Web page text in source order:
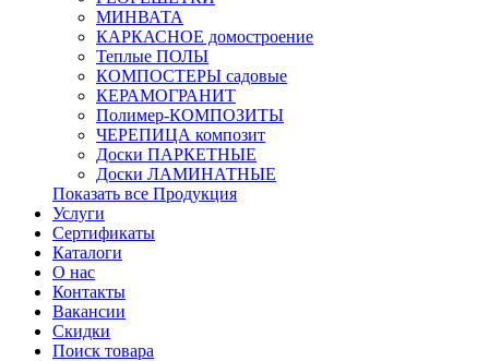
МИНВАТА
КАРКАСНОЕ домостроение
Теплые ПОЛЫ
КОМПОСТЕРЫ садовые
КЕРАМОГРАНИТ
Полимер-КОМПОЗИТЫ
ЧЕРЕПИЦА композит
Доски ПАРКЕТНЫЕ
Доски ЛАМИНАТНЫЕ
Показать все Продукция
Услуги
Сертификаты
Каталоги
О нас
Контакты
Вакансии
Скидки
Поиск товара